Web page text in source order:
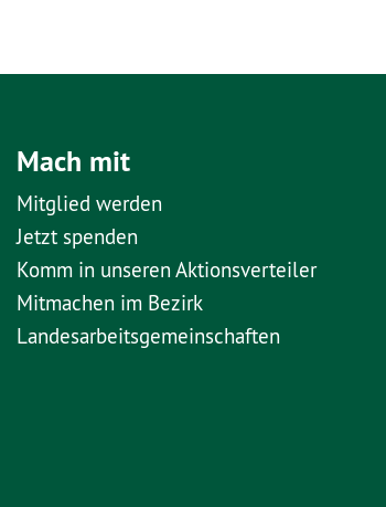
Mach mit
Mitglied werden
Jetzt spenden
Komm in unseren Aktionsverteiler
Mitmachen im Bezirk
Landesarbeitsgemeinschaften